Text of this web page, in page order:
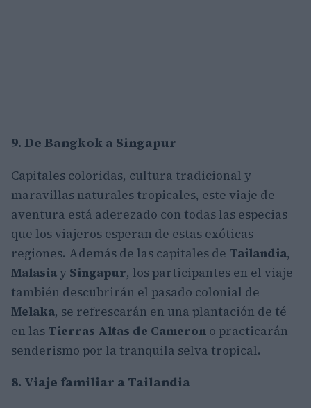
9. De Bangkok a Singapur
Capitales coloridas, cultura tradicional y
maravillas naturales tropicales, este viaje de
aventura está aderezado con todas las especias
que los viajeros esperan de estas exóticas
regiones. Además de las capitales de Tailandia,
Malasiay Singapur, los participantes en el viaje
también descubrirán el pasado colonial de
Melaka, se refrescarán en una plantación de té
en las Tierras Altas de Cameron o practicarán
senderismo por la tranquila selva tropical.
8. Viaje familiar a Tailandia